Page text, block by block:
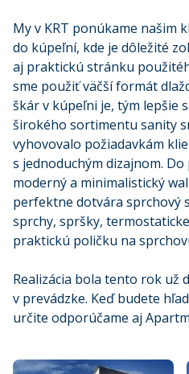
My v KRT ponúkame našim
do kúpeľní, kde je dôležité
aj praktickú stránku
sme použiť väčší formát
škár v kúpeľni je, tým lepšie
širokého sortimentu sanity
vyhovovalo požiadavkám
s jednoduchým dizajnom.
moderný a minimalistický
perfektne dotvára sprchový
sprchy, spršky,
praktickú poličku na
Realizácia bola tento rok už
v prevádzke. Keď budete
určite odporúčame aj